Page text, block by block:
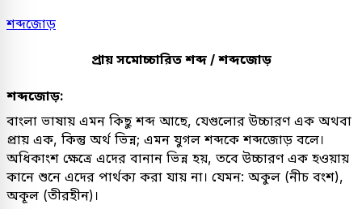
শব্দজোড়
প্রায় সমোচ্চারিত শব্দ / শব্দজোড়
শব্দজোড়:
বাংলা ভাষায় এমন কিছু শব্দ আছে, যেগুলোর উচ্চারণ এক অথবা
প্রায় এক, কিন্তু অর্থ ভিন্ন; এমন যুগল শব্দকে শব্দজোড় বলে।
অধিকাংশ ক্ষেত্রে এদের বানান ভিন্ন হয়, তবে উচ্চারণ এক হওয়ায়
কানে শুনে এদের পার্থক্য করা যায় না। যেমন: অকুল (নীচ বংশ),
অকূল (তীরহীন)।